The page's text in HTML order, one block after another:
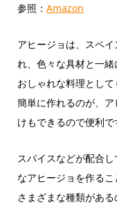
参照： Amazon
アヒージョは、スペ
れ、色々な具材と一緒
おしゃれな料理とし
簡単に作れるのが、
けもできるので便利で
スパイスなどが配合
なアヒージョを作るこ
さまざまな種類があ